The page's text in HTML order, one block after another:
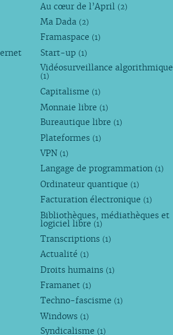
Au cœur de l’April (2)
Ma Dada (2)
Framaspace (1)
Start-up (1)
Vidéosurveillance algorithmique
(1)
Capitalisme (1)
Monnaie libre (1)
Bureautique libre (1)
Plateformes (1)
VPN (1)
Langage de programmation (1)
Ordinateur quantique (1)
Facturation électronique (1)
Bibliothèques, médiathèques et
logiciel libre (1)
Transcriptions (1)
Actualité (1)
Droits humains (1)
Framanet (1)
Techno-fascisme (1)
Windows (1)
Syndicalisme (1)